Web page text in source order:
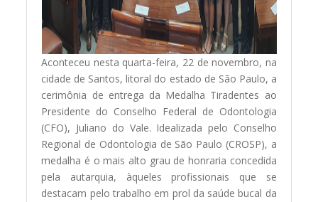
Aconteceu nesta quarta-feira, 22 de novembro, na
cidade de Santos, litoral do estado de São Paulo, a
cerimônia de entrega da Medalha Tiradentes ao
Presidente do Conselho Federal de Odontologia
(CFO), Juliano do Vale. Idealizada pelo Conselho
Regional de Odontologia de São Paulo (CROSP), a
medalha é o mais alto grau de honraria concedida
pela autarquia, àqueles profissionais que se
destacam pelo trabalho em prol da saúde bucal da